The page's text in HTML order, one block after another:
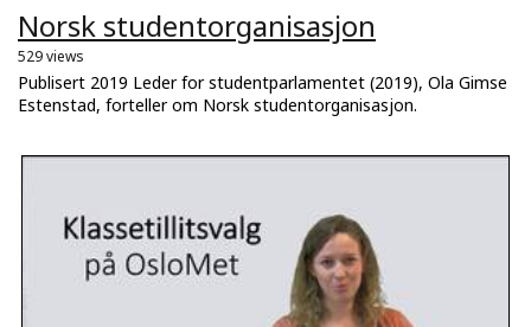
Norsk studentorganisasjon
529 views
Publisert 2019 Leder for studentparlamentet (2019), Ola Gimse
Estenstad, forteller om Norsk studentorganisasjon.